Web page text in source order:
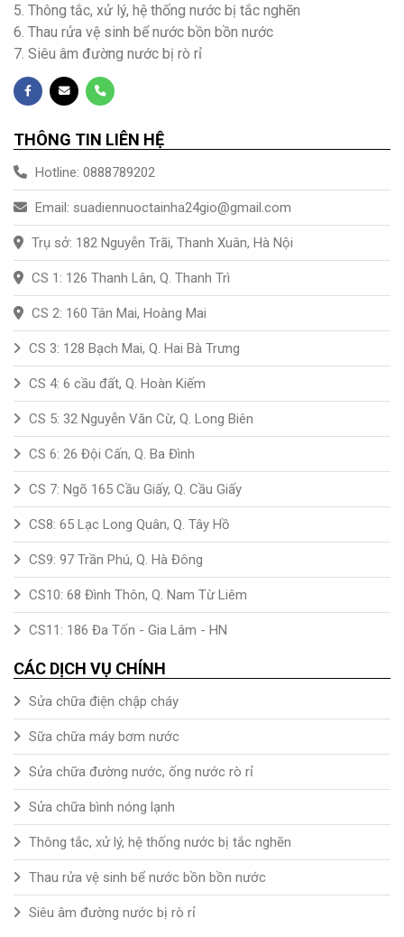
5. Thông tắc, xử lý, hệ thống nước bị tắc nghẽn
6. Thau rửa vệ sinh bể nước bồn bồn nước
7. Siêu âm đường nước bị rò rỉ
THÔNG TIN LIÊN HỆ
Hotline: 0888789202
Email: suadiennuoctainha24gio@gmail.com
Trụ sở: 182 Nguyễn Trãi, Thanh Xuân, Hà Nội
CS 1: 126 Thanh Lân, Q. Thanh Trì
CS 2: 160 Tân Mai, Hoàng Mai
CS 3: 128 Bạch Mai, Q. Hai Bà Trưng
CS 4: 6 cầu đất, Q. Hoàn Kiếm
CS 5: 32 Nguyễn Văn Cừ, Q. Long Biên
CS 6: 26 Đội Cấn, Q. Ba Đình
CS 7: Ngõ 165 Cầu Giấy, Q. Cầu Giấy
CS8: 65 Lạc Long Quân, Q. Tây Hồ
CS9: 97 Trần Phú, Q. Hà Đông
CS10: 68 Đình Thôn, Q. Nam Từ Liêm
CS11: 186 Đa Tốn - Gia Lâm - HN
CÁC DỊCH VỤ CHÍNH
Sửa chữa điện chập cháy
Sữa chữa máy bơm nước
Sửa chữa đường nước, ống nước rò rỉ
Sửa chữa bình nóng lạnh
Thông tắc, xử lý, hệ thống nước bị tắc nghẽn
Thau rửa vệ sinh bể nước bồn bồn nước
Siêu âm đường nước bị rò rỉ